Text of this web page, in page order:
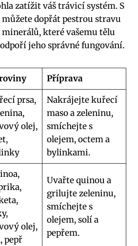
zatížit váš trávicí systém. S
dopřát pestrou stravu
které vašemu tělu
jeho správné fungování.
Příprava
prsa,
olej,
Nakrájejte kuřecí
maso a zeleninu,
smíchejte s
olejem, octem a
bylinkami.
olej,
pepř
Uvařte quinou a
grilujte zeleninu,
smíchejte s
olejem, solí a
pepřem.